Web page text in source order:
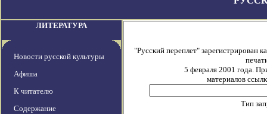
ЛИТЕРАТУРА
Новости русской культуры
Афиша
К читателю
Содержание
"Русский переплет" зарегистрирован
5 февраля 2001 года.
материалов
Тип